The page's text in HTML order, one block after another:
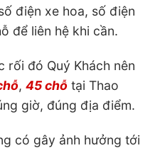
điện xe hoa, số điện
để liên hệ khi cần.
đó Quý Khách nên
, 45 chỗ tại Thao
giờ, đúng địa điểm.
có gây ảnh hưởng tới